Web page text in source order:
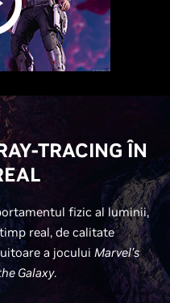
TRACING ÎN
fizic al luminii,
real, de calitate
a jocului Marvel’s
Galaxy.